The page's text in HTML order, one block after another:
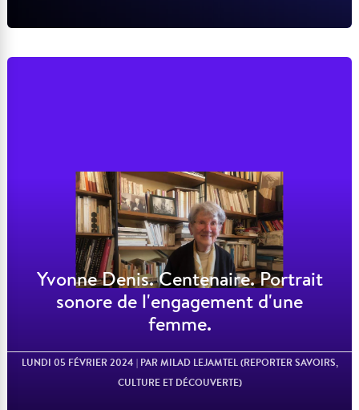
Yvonne Denis. Centenaire. Portrait
sonore de l'engagement d'une
femme.
LUNDI 05 FÉVRIER 2024 | PAR MILAD LEJAMTEL (REPORTER SAVOIRS,
CULTURE ET DÉCOUVERTE)